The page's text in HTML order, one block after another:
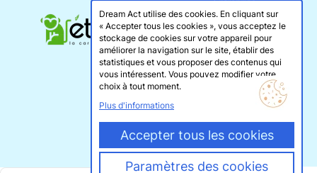
Dream Act utilise des cookies. En cliquant sur
« Accepter tous les cookies », vous acceptez le
stockage de cookies sur votre appareil pour
améliorer la navigation sur le site, établir des
statistiques et vous proposer des contenus qui
vous intéressent. Vous pouvez modifier votre
choix à tout moment.
Plus d'informations
Accepter tous les cookies
Paramètres des cookies